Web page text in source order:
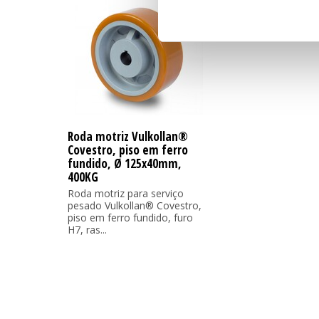
Roda motriz Vulkollan®
Covestro, piso em ferro
fundido, Ø 125x40mm,
400KG
Roda motriz para serviço
pesado Vulkollan® Covestro,
piso em ferro fundido, furo
H7, ras...